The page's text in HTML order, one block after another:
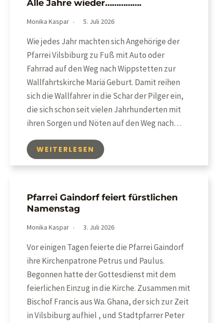
Alle Jahre wieder…………….
Monika Kaspar 5. Juli 2026
Wie jedes Jahr machten sich Angehörige der
Pfarrei Vilsbiburg zu Fuß mit Auto oder
Fahrrad auf den Weg nach Wippstetten zur
Wallfahrtskirche Mariä Geburt. Damit reihen
sich die Wallfahrer in die Schar der Pilger ein,
die sich schon seit vielen Jahrhunderten mit
ihren Sorgen und Nöten auf den Weg nach…
WEITERLESEN
Pfarrei Gaindorf feiert fürstlichen
Namenstag
Monika Kaspar 3. Juli 2026
Vor einigen Tagen feierte die Pfarrei Gaindorf
ihre Kirchenpatrone Petrus und Paulus.
Begonnen hatte der Gottesdienst mit dem
feierlichen Einzug in die Kirche. Zusammen mit
Bischof Francis aus Wa. Ghana, der sich zur Zeit
in Vilsbiburg aufhiel , und Stadtpfarrer Peter